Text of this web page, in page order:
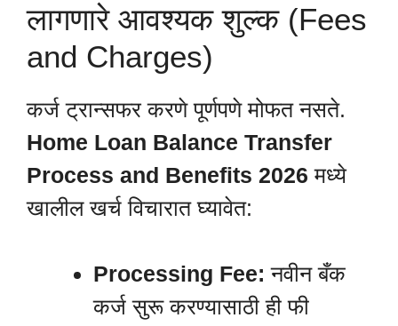
लागणारे आवश्यक शुल्क (Fees
and Charges)
कर्ज ट्रान्सफर करणे पूर्णपणे मोफत नसते.
Home Loan Balance Transfer
Process and Benefits 2026 मध्ये
खालील खर्च विचारात घ्यावेत:
Processing Fee: नवीन बँक
कर्ज सुरू करण्यासाठी ही फी